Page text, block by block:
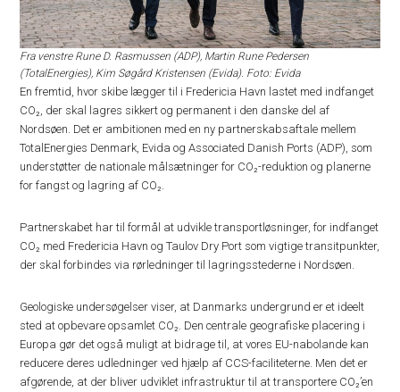
Fra venstre Rune D. Rasmussen (ADP), Martin Rune Pedersen
(TotalEnergies), Kim Søgård Kristensen (Evida). Foto: Evida
En fremtid, hvor skibe lægger til i Fredericia Havn lastet med indfanget
CO₂, der skal lagres sikkert og permanent i den danske del af
Nordsøen. Det er ambitionen med en ny partnerskabsaftale mellem
TotalEnergies Denmark, Evida og Associated Danish Ports (ADP), som
understøtter de nationale målsætninger for CO₂-reduktion og planerne
for fangst og lagring af CO₂.
Partnerskabet har til formål at udvikle transportløsninger, for indfanget
CO₂ med Fredericia Havn og Taulov Dry Port som vigtige transitpunkter,
der skal forbindes via rørledninger til lagringsstederne i Nordsøen.
Geologiske undersøgelser viser, at Danmarks undergrund er et ideelt
sted at opbevare opsamlet CO₂. Den centrale geografiske placering i
Europa gør det også muligt at bidrage til, at vores EU-nabolande kan
reducere deres udledninger ved hjælp af CCS-faciliteterne. Men det er
afgørende, at der bliver udviklet infrastruktur til at transportere CO₂’en